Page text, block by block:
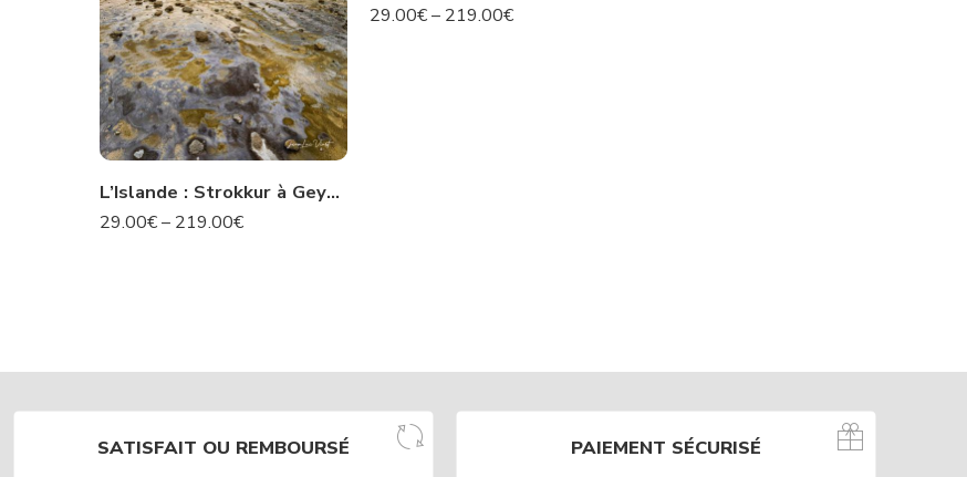
L’Islande : Strokkur à Geysir – N°50 IS
29.00€– 219.00€
29.00€– 219.00€
SATISFAIT OU REMBOURSÉ PAIEMENT SÉCURISÉ